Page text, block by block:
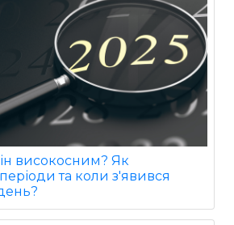
високосним? Як
та коли з'явився